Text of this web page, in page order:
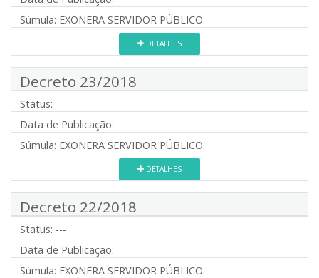
Súmula: EXONERA SERVIDOR PÚBLICO.
DETALHES
Decreto 23/2018
Status: ---
Data de Publicação:
Súmula: EXONERA SERVIDOR PÚBLICO.
DETALHES
Decreto 22/2018
Status: ---
Data de Publicação:
Súmula: EXONERA SERVIDOR PÚBLICO.